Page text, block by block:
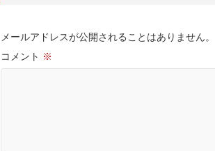
メールアドレスが公開されることはありません。
コメント ※